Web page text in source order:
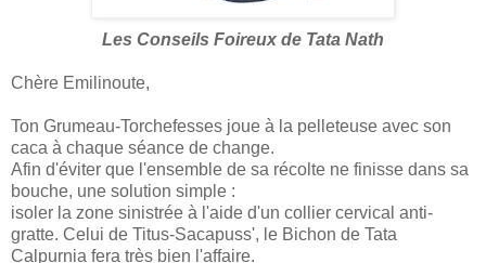
Les Conseils Foireux de Tata Nath
Chère Emilinoute,
Ton Grumeau-Torchefesses joue à la pelleteuse avec son
caca à chaque séance de change.
Afin d'éviter que l'ensemble de sa récolte ne finisse dans sa
bouche, une solution simple :
isoler la zone sinistrée à l'aide d'un collier cervical anti-
gratte. Celui de Titus-Sacapuss', le Bichon de Tata
Calpurnia fera très bien l'affaire.